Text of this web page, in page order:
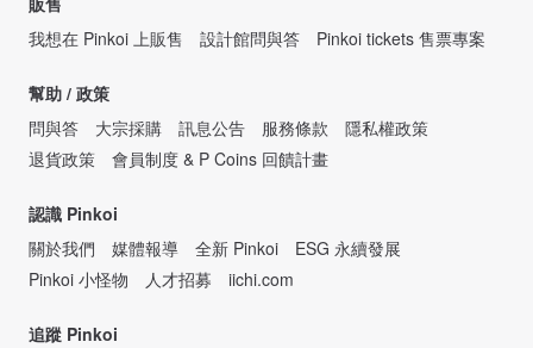
我想在 Pinkoi 上販售
設計館問與答 Pinkoi tickets 售票專案
幫助 / 政策
問與答
大宗採購 訊息公告 服務條款
隱私權政策
退貨政策
會員制度 & P Coins 回饋計畫
認識 Pinkoi
關於我們
媒體報導 全新 Pinkoi
ESG 永續發展
Pinkoi 小怪物
人才招募 iichi.com
追蹤 Pinkoi